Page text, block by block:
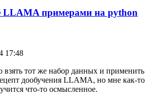
LLAMA примерами на python
17:48
тот же набор данных и применить
дообучения LLAMA, но мне как-то
что-то осмысленное.